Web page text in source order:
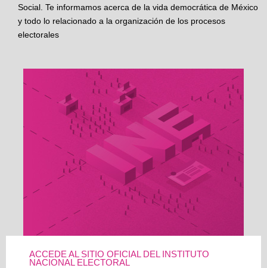
Social. Te informamos acerca de la vida democrática de México
y todo lo relacionado a la organización de los procesos
electorales
ACCEDE AL SITIO OFICIAL DEL INSTITUTO
NACIONAL ELECTORAL